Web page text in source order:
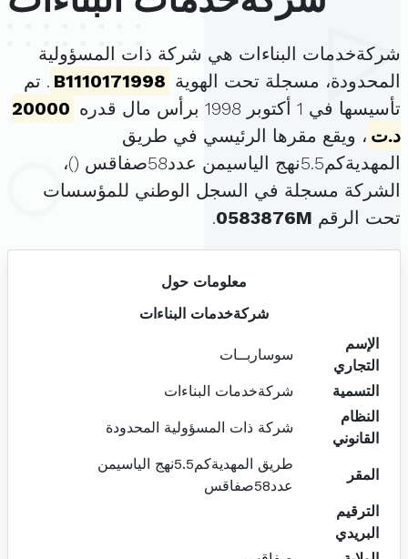
شركةخدمات البناءات هي شركة ذات المسؤولية
المحدودة، مسجلة تحت الهوية B1110171998 . تم
تأسيسها في 1 أكتوبر 1998 برأس مال قدره
20000
د.ت ، ويقع مقرها الرئيسي في طريق
المهديةكم5.5نهج الياسيمن عدد58صفاقس (
)،
الشركة مسجلة في السجل الوطني للمؤسسات
تحت الرقم 0583876M
.
معلومات حول
شركةخدمات البناءات
الإسم
التجاري
سوساربــات
التسمية
شركةخدمات البناءات
النظام
القانوني
شركة ذات المسؤولية المحدودة
المقر
طريق المهديةكم5.5نهج الياسيمن
عدد58صفاقس
الترقيم
البريدي